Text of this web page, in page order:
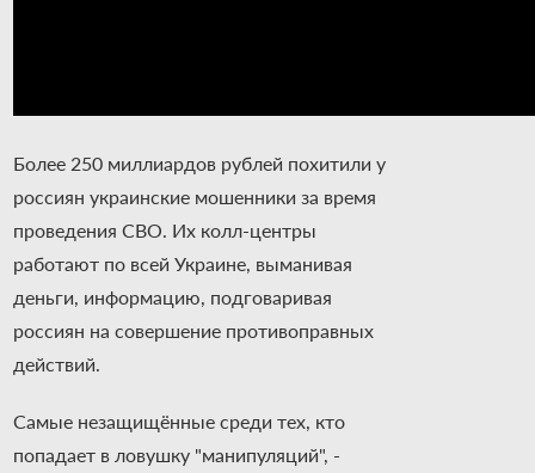
Более 250 миллиардов рублей похитили у
россиян украинские мошенники за время
проведения СВО. Их колл-центры
работают по всей Украине, выманивая
деньги, информацию, подговаривая
россиян на совершение противоправных
действий.
Самые незащищённые среди тех, кто
попадает в ловушку "манипуляций", -